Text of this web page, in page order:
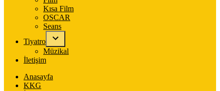
Kısa Film
OSCAR
Seans
Tiyatro
Müzikal
İletişim
Anasayfa
KKG